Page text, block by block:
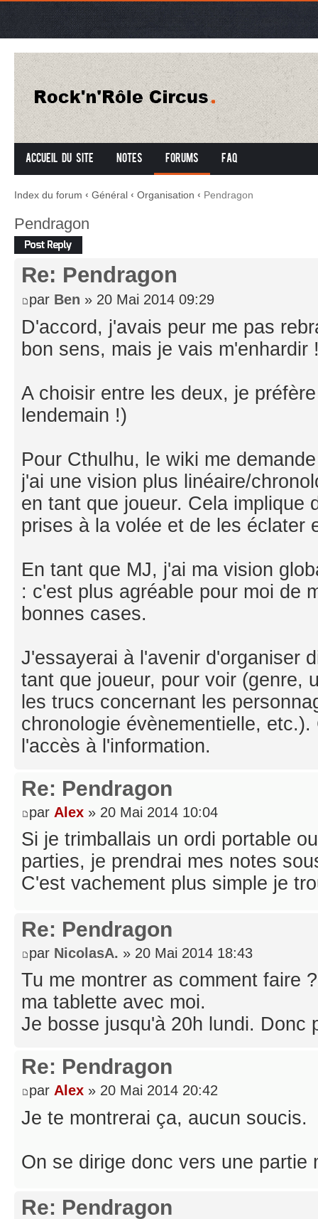
Accueil du site Notes Forums FAQ
Index du forum ‹ Général ‹ Organisation ‹ Pendragon
Pendragon
Répondre
Re: Pendragon
par Ben » 20 Mai 2014 09:29
D'accord, j'avais peur me pas
bon sens, mais je vais m'enhardir
A choisir entre les deux, je
lendemain !)
Pour Cthulhu, le wiki me
j'ai une vision plus linéaire/
en tant que joueur. Cela implique
prises à la volée et de les éclater
En tant que MJ, j'ai ma vision
: c'est plus agréable pour moi de
bonnes cases.
J'essayerai à l'avenir d'organiser
tant que joueur, pour voir (genre,
les trucs concernant les
chronologie évènementielle,
l'accès à l'information.
Re: Pendragon
par Alex » 20 Mai 2014 10:04
Si je trimballais un ordi portable
parties, je prendrai mes notes
C'est vachement plus simple je
Re: Pendragon
par NicolasA. » 20 Mai 2014 18:43
Tu me montrer as comment faire
ma tablette avec moi.
Je bosse jusqu'à 20h lundi. Donc
Re: Pendragon
par Alex » 20 Mai 2014 20:42
Je te montrerai ça, aucun soucis.
On se dirige donc vers une partie
Re: Pendragon